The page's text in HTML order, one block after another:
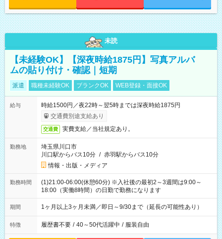
未読
【未経験OK】【深夜時給1875円】写真アルバ
ムの貼り付け・確認｜短期
派遣 職種未経験OK ブランクOK WEB登録・面接OK
給与
時給1500円／夜22時～翌5時までは深夜時給1875円
交通費別途支給あり
交通費 実費支給／当社規定あり。
勤務地
埼玉県川口市
川口駅からバス10分 / 赤羽駅からバス10分
情報・出版・メディア
勤務時間
(1)21:00-06:00(休憩60分) ※入社後の最初2～3週間は9:00～
18:00（実働8時間）の日勤で勤務になります
期間 1ヶ月以上3ヶ月未満／即日～9/30まで（延長の可能性あり）
特徴 履歴書不要 / 40～50代活躍中 / 服装自由